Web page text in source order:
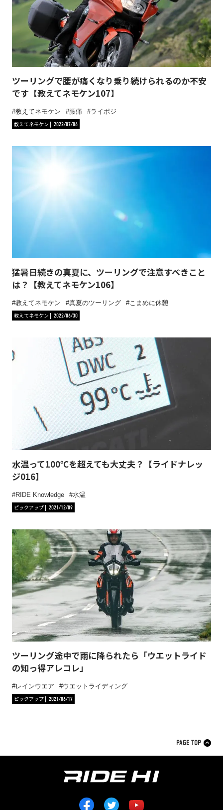
ツーリングで腰が痛くなり乗り続けられるのか不安
です【教えてネモケン107】
教えてネモケン 腰痛
ライポジ
教えてネモケン
2022/07/06
猛暑日続きの真夏に、ツーリングで注意すべきこと
は？【教えてネモケン106】
教えてネモケン 真夏のツーリング
こまめに休憩
教えてネモケン
2022/06/30
水温って100℃を超えても大丈夫？【ライドナレッ
ジ016】
RIDE Knowledge
水温
ピックアップ
2021/12/09
ツーリング途中で雨に降られたら「ウエットライド
の知っ得アレコレ」
レインウエア
ウエットライディング
ピックアップ
2021/06/17
PAGE TOP